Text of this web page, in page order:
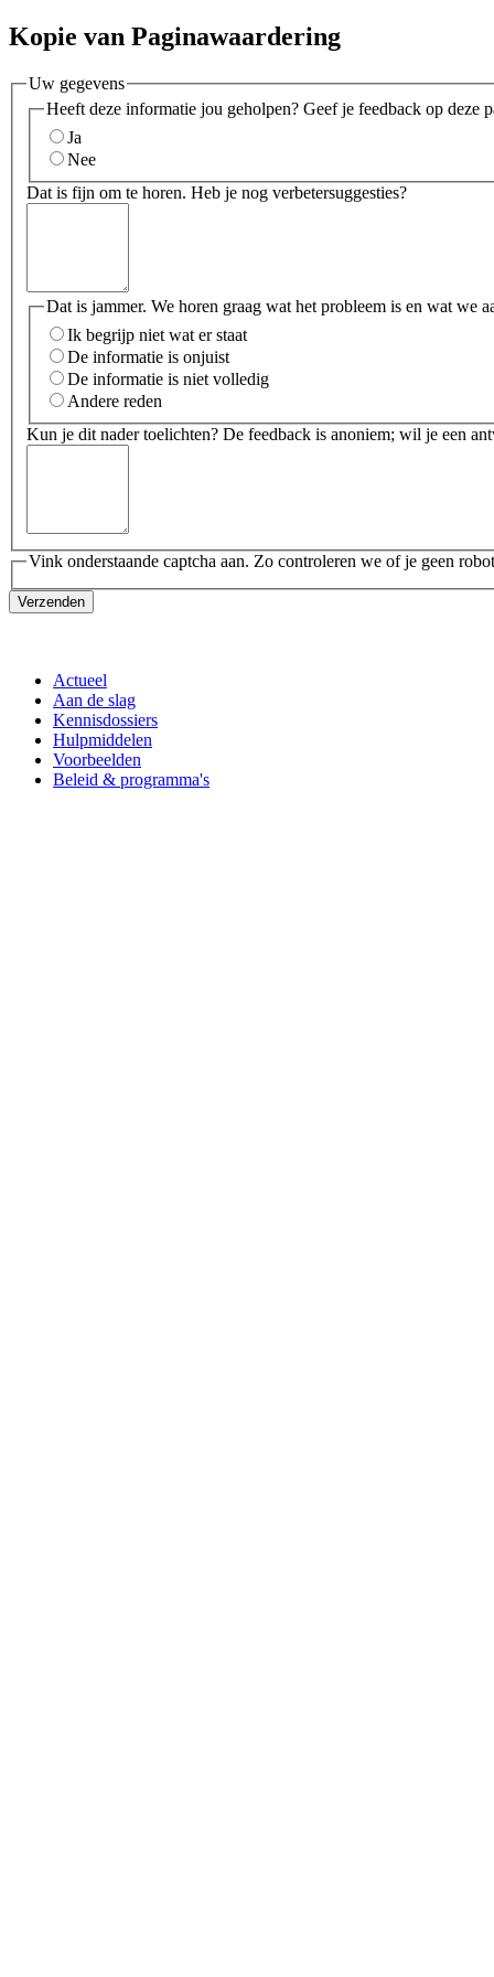
Kopie van Paginawaardering
Uw gegevens
Heeft deze informatie jou geholpen? Geef je feedback op deze
Ja
Nee
Dat is fijn om te horen. Heb je nog verbetersuggesties?
Dat is jammer. We horen graag wat het probleem is en wat we
Ik begrijp niet wat er staat
De informatie is onjuist
De informatie is niet volledig
Andere reden
Kun je dit nader toelichten? De feedback is anoniem; wil je een
Vink onderstaande captcha aan. Zo controleren we of je geen
Verzenden
Actueel
Aan de slag
Kennisdossiers
Hulpmiddelen
Voorbeelden
Beleid & programma's